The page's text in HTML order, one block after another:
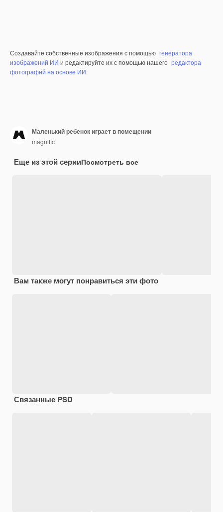
Создавайте собственные изображения с помощью генератора
изображений ИИ и редактируйте их с помощью нашего редактора
фотографий на основе ИИ.
Маленький ребенок играет в помещении
magnific
Еще из этой серииПосмотреть все
Вам также могут понравиться эти фото
Связанные PSD